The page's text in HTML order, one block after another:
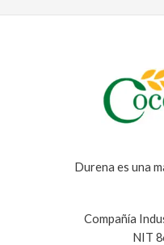
Durena es una
Compañía
NIT